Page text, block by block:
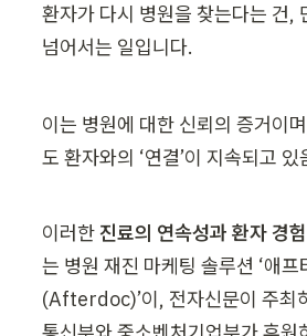
환자가 다시 병원을 찾는다는 건,
넘어서는 일입니다.
이는 병원에 대한 신뢰의 증거이
도 환자와의 ‘연결’이 지속되고
이러한 진료의 연속성과 환자 경
는 병원 재진 마케팅 솔루션 ‘애프
(Afterdoc)’이, 전자신문이 주최